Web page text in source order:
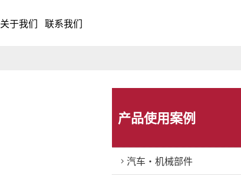
关于我们 联系我们
产品使用案例
汽车・机械部件